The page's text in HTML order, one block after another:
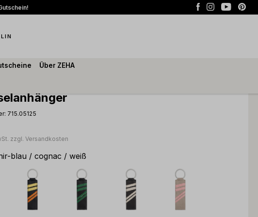
Über ZEHA
715.05125
zzgl. Versandkosten
blau / cognac / weiß